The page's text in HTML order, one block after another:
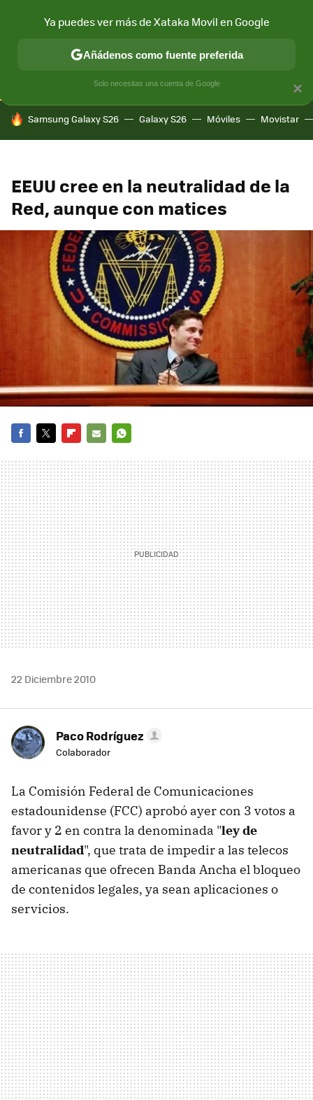
CONECTIVIDAD MÓVIL Y SOCIEDAD APLICACIONES
HOY SE HABLA DE
Samsung Galaxy S26 Galaxy S26 Móviles Movistar
EEUU cree en la neutralidad de la
Red, aunque con matices
MAIL
22 Diciembre 2010
Paco Rodríguez
Colaborador
La Comisión Federal de Comunicaciones
estadounidense (FCC) aprobó ayer con 3 votos a
favor y 2 en contra la denominada "ley de
neutralidad", que trata de impedir a las telecos
americanas que ofrecen Banda Ancha el bloqueo
de contenidos legales, ya sean aplicaciones o
servicios.
×
Ya puedes ver más de Xataka Movil en Google
Añádenos como fuente preferida
Solo necesitas una cuenta de Google